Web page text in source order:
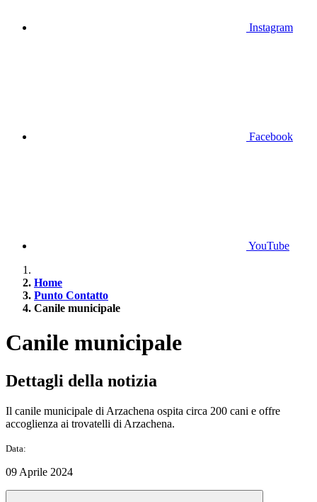
Instagram
Facebook
YouTube
Home
Punto Contatto
Canile municipale
Canile municipale
Dettagli della notizia
Il canile municipale di Arzachena ospita circa 200 cani e offre
accoglienza ai trovatelli di Arzachena.
Data:
09 Aprile 2024